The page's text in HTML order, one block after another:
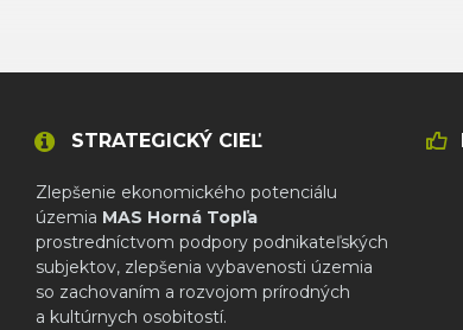
STRATEGICKÝ CIEĽ
Zlepšenie ekonomického potenciálu
územia MAS Horná Topľa
prostredníctvom podpory podnikateľských
subjektov, zlepšenia vybavenosti územia
so zachovaním a rozvojom prírodných
a kultúrnych osobitostí.